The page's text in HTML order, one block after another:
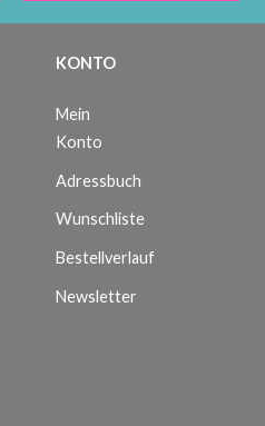
KONTO
Mein
Konto
Adressbuch
Wunschliste
Bestellverlauf
Newsletter